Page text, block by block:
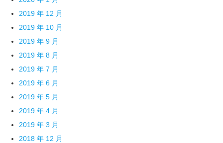
2019 年 12 月
2019 年 10 月
2019 年 9 月
2019 年 8 月
2019 年 7 月
2019 年 6 月
2019 年 5 月
2019 年 4 月
2019 年 3 月
2018 年 12 月